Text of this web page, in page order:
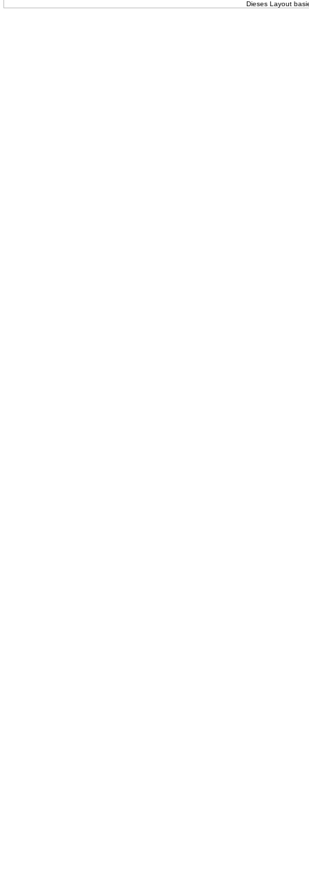
Dieses Layout